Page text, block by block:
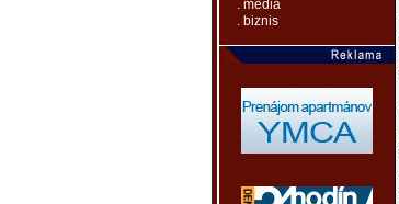
. médiá
. biznis